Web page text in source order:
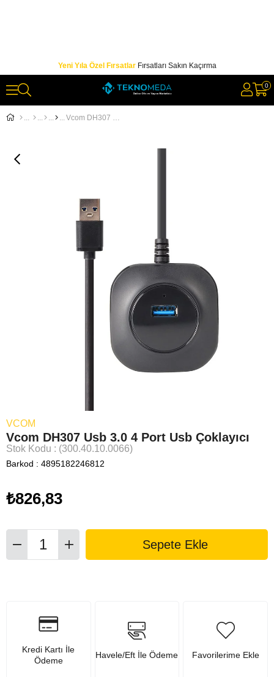
Yeni Yıla Özel FırsatlarFırsatları Sakın Kaçırma
0
Vcom DH307 Usb 3.0 4 Port Usb Çoklayıcı
VCOM
Vcom DH307 Usb 3.0 4 Port Usb Çoklayıcı
Stok Kodu (300.40.10.0066)
Barkod : 4895182246812
₺826,83
Kredi Kartı İle
Ödeme
Havele/Eft İle Ödeme Favorilerime Ekle